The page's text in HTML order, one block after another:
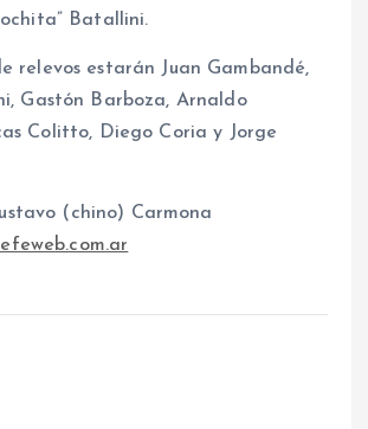
Batallini.
relevos estarán Juan Gambandé,
Gastón Barboza, Arnaldo
Colitto, Diego Coria y Jorge
(chino) Carmona